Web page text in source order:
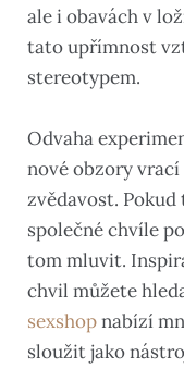
ale i obavách v
tato upřímnost
stereotypem.
Odvaha
nové obzory
zvědavost.
společné chvíle
tom mluvit.
chvil můžete
sexshopnabízí
sloužit jako